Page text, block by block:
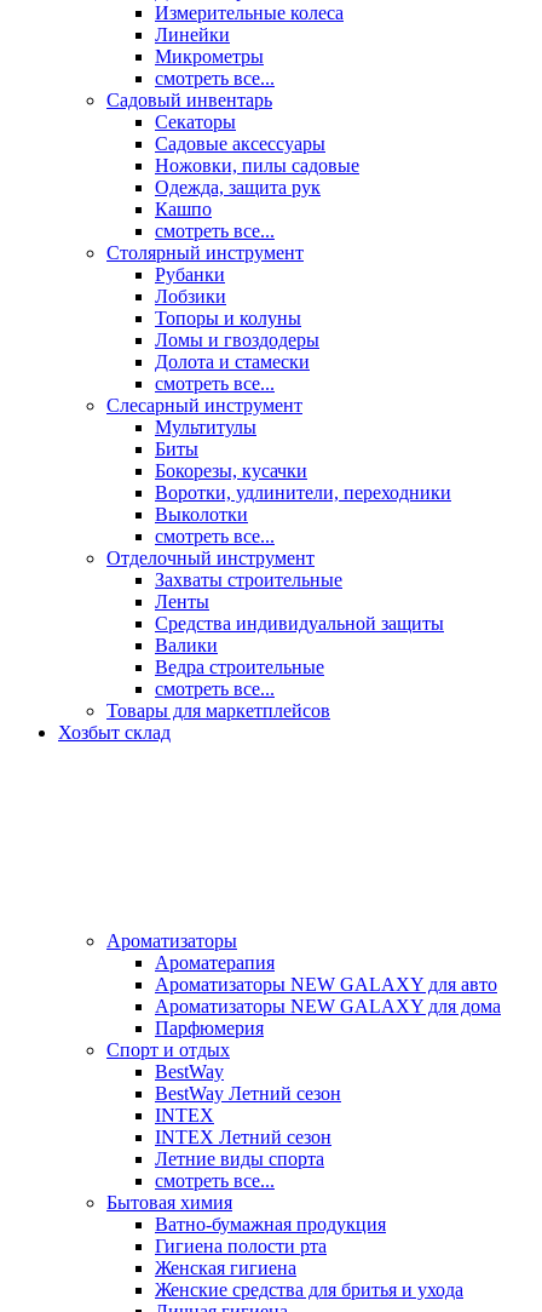
Измерительные колеса
Линейки
Микрометры
смотреть все...
Садовый инвентарь
Секаторы
Садовые аксессуары
Ножовки, пилы садовые
Одежда, защита рук
Кашпо
смотреть все...
Столярный инструмент
Рубанки
Лобзики
Топоры и колуны
Ломы и гвоздодеры
Долота и стамески
смотреть все...
Слесарный инструмент
Мультитулы
Биты
Бокорезы, кусачки
Воротки, удлинители, переходники
Выколотки
смотреть все...
Отделочный инструмент
Захваты строительные
Ленты
Средства индивидуальной защиты
Валики
Ведра строительные
смотреть все...
Товары для маркетплейсов
Хозбыт склад
Ароматизаторы
Ароматерапия
Ароматизаторы NEW GALAXY для авто
Ароматизаторы NEW GALAXY для дома
Парфюмерия
Спорт и отдых
BestWay
BestWay Летний сезон
INTEX
INTEX Летний сезон
Летние виды спорта
смотреть все...
Бытовая химия
Ватно-бумажная продукция
Гигиена полости рта
Женская гигиена
Женские средства для бритья и ухода